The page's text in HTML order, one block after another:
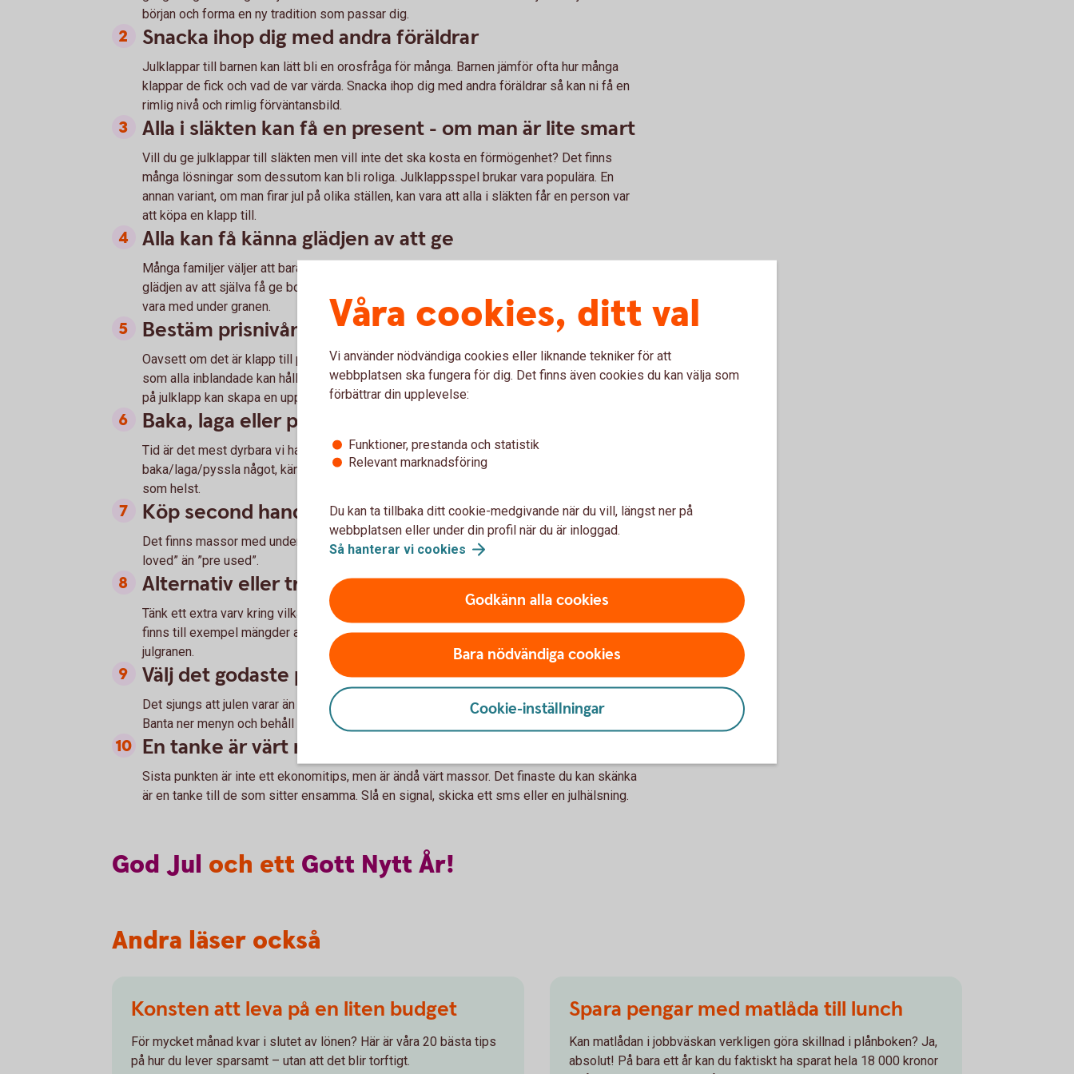
början och forma en ny tradition som passar dig.
Snacka ihop dig med andra föräldrar
Julklappar till barnen kan lätt bli en orosfråga för många. Barnen jämför ofta hur många
klappar de fick och vad de var värda. Snacka ihop dig med andra föräldrar så kan ni få en
rimlig nivå och rimlig förväntansbild.
Alla i släkten kan få en present - om man är lite smart
Vill du ge julklappar till släkten men vill inte det ska kosta en förmögenhet? Det finns
många lösningar som dessutom kan bli roliga. Julklappsspel brukar vara populära. En
annan variant, om man firar jul på olika ställen, kan vara att alla i släkten får en person var
att köpa en klapp till.
Alla kan få känna glädjen av att ge
Många familjer väljer att bara köpa klappar till barnen. Men barnen kan också få känna
glädjen av att själva få ge bort en klapp. De kan ju slå in något egengjort. Alla ska ju få
vara med under granen.
Bestäm prisnivån på julklappen
Oavsett om det är klapp till partnern eller bästisen, är det bra att bestämma en prisnivå
som alla inblandade kan hålla sig till. Ovetskapen om hur mycket andra tänker spendera
på julklapp kan skapa en upptrissning - ingen vill ju verka snål.
Baka, laga eller pyssla din julklapp
Tid är det mest dyrbara vi har idag och att någon har använt sin tid till att
baka/laga/pyssla något, känns ofta mer värdefullt och personligt än vilken köpt present
som helst.
Köp second hand
Det finns massor med underbara saker som kan bli perfekta presenter. Tänk mer ”pre
loved” än ”pre used”.
Alternativ eller traditionell? Var kreativ, allt behöver inte kosta
Tänk ett extra varv kring vilka utgifter julen innebär och vilka som är viktiga för dig. Det
finns till exempel mängder av alternativa och kreativa lösningar på den traditionella
julgranen.
Välj det godaste på julbordet
Det sjungs att julen varar än till påska, men tänk på julmaten inte ska hålla lika länge.
Banta ner menyn och behåll rätterna ni verkligen äter av.
En tanke är värt mer än något annat
Sista punkten är inte ett ekonomitips, men är ändå värt massor. Det finaste du kan skänka
är en tanke till de som sitter ensamma. Slå en signal, skicka ett sms eller en julhälsning.
God Jul och ett Gott NyttÅr!
Andra läser också
Konsten att leva på en liten budget
För mycket månad kvar i slutet av lönen? Här är våra 20 bästa tips
på hur du lever sparsamt – utan att det blir torftigt.
Spara pengar med matlåda till lunch
Kan matlådan i jobbväskan verkligen göra skillnad i plånboken? Ja,
absolut! På bara ett år kan du faktiskt ha sparat hela 18 000 kronor
Våra cookies, ditt val
Vi använder nödvändiga cookies eller liknande tekniker för att
webbplatsen ska fungera för dig. Det finns även cookies du kan välja som
förbättrar din upplevelse:
Funktioner, prestanda och statistik
Relevant marknadsföring
Du kan ta tillbaka ditt cookie-medgivande när du vill, längst ner på
webbplatsen eller under din profil när du är inloggad.
Så hanterar vi cookies
Godkänn alla cookies
Bara nödvändiga cookies
Cookie-inställningar